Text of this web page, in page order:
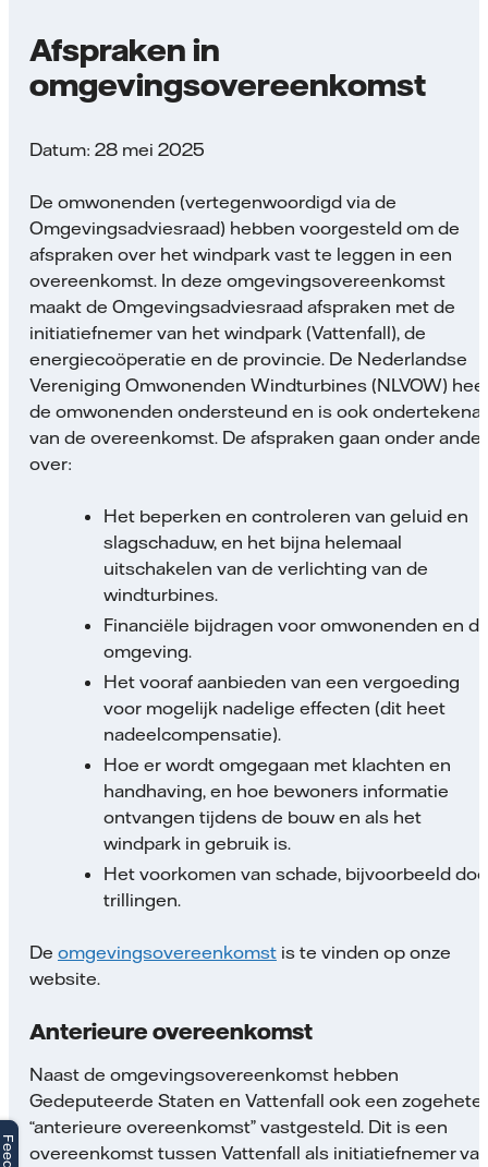
Afspraken in
omgevingsovereenkomst
Datum: 28 mei 2025
De omwonenden (vertegenwoordigd via de
Omgevingsadviesraad) hebben voorgesteld om de
afspraken over het windpark vast te leggen in een
overeenkomst. In deze omgevingsovereenkomst
maakt de Omgevingsadviesraad afspraken met de
initiatiefnemer van het windpark (Vattenfall), de
energiecoöperatie en de provincie. De Nederlandse
Vereniging Omwonenden Windturbines (NLVOW)
de omwonenden ondersteund en is ook
van de overeenkomst. De afspraken gaan onder
over:
Het beperken en controleren van geluid en
slagschaduw, en het bijna helemaal
uitschakelen van de verlichting van de
windturbines.
Financiële bijdragen voor omwonenden en
omgeving.
Het vooraf aanbieden van een vergoeding
voor mogelijk nadelige effecten (dit heet
nadeelcompensatie).
Hoe er wordt omgegaan met klachten en
handhaving, en hoe bewoners informatie
ontvangen tijdens de bouw en als het
windpark in gebruik is.
Het voorkomen van schade, bijvoorbeeld
trillingen.
De omgevingsovereenkomstis te vinden op onze
website.
Anterieure overeenkomst
Naast de omgevingsovereenkomst hebben
Gedeputeerde Staten en Vattenfall ook een
“anterieure overeenkomst” vastgesteld. Dit is een
overeenkomst tussen Vattenfall als initiatiefnemer